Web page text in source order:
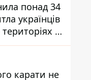
понад 34
українців
-
карати не